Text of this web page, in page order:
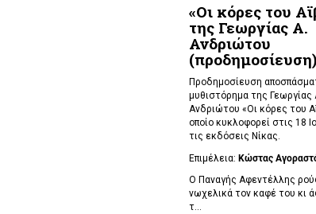
«Οι κόρες του
της Γεωργίας Α.
Ανδριώτου
(προδημοσίευση)
Προδημοσίευση
μυθιστόρημα της Γεωργίας
Ανδριώτου «Οι κόρες του
οποίο κυκλοφορεί στις 18
τις εκδόσεις Νίκας.
Επιμέλεια: Κώστας
Ο Παναγής Αφεντέλλης
νωχελικά τον καφέ του κι
τ...